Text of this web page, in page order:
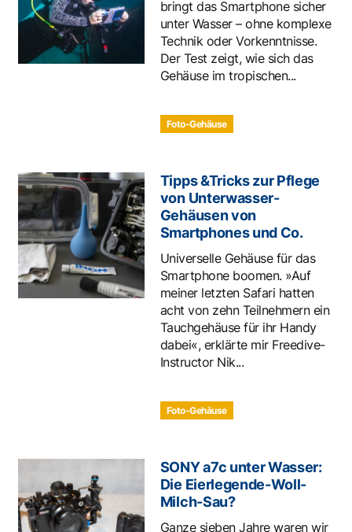
bringt das Smartphone sicher
unter Wasser – ohne komplexe
Technik oder Vorkenntnisse.
Der Test zeigt, wie sich das
Gehäuse im tropischen...
Foto-Gehäuse
Tipps &Tricks zur Pflege
von Unterwasser-
Gehäusen von
Smartphones und Co.
Universelle Gehäuse für das
Smartphone boomen. »Auf
meiner letzten Safari hatten
acht von zehn Teilnehmern ein
Tauchgehäuse für ihr Handy
dabei«, erklärte mir Freedive-
Instructor Nik...
Foto-Gehäuse
SONY a7c unter Wasser:
Die Eierlegende-Woll-
Milch-Sau?
Ganze sieben Jahre waren wir